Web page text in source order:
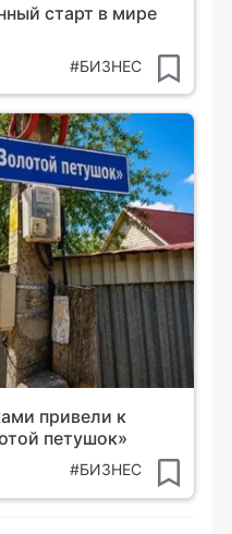
старт в мире
#БИЗНЕС
привели к
петушок»
#БИЗНЕС